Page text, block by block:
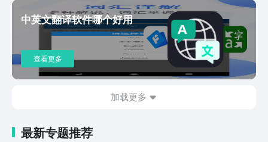
中英文翻译软件哪个好用
查看更多
加载更多
最新专题推荐